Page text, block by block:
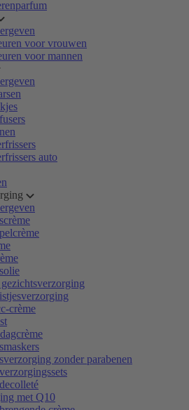
voor vrouwen
voor mannen
auto
crème
zonder parabenen
met Q10